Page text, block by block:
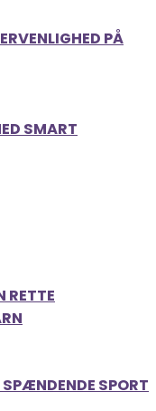
PÅ
SMART
RETTE
SPORT